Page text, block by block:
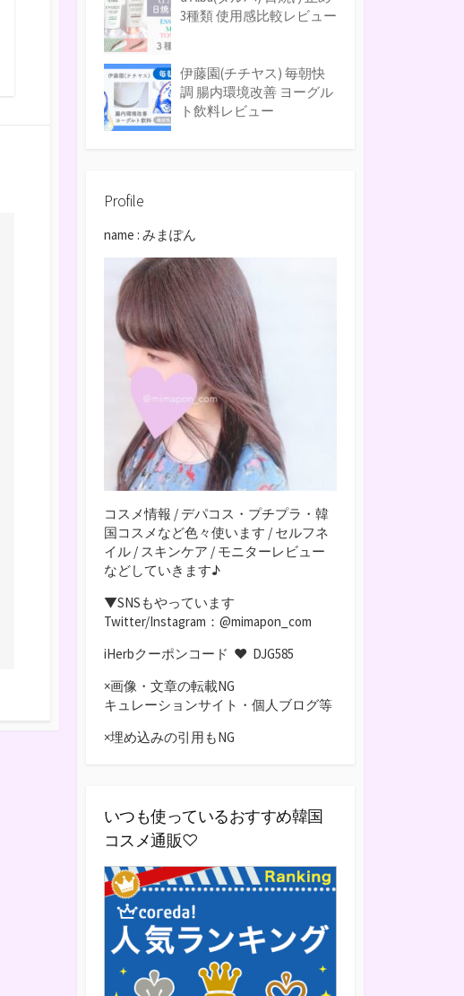
3種類 使用感比較レビュー
伊藤園(チチヤス) 毎朝快
調 腸内環境改善 ヨーグル
ト飲料レビュー
Profile
name : みまぽん
コスメ情報 / デパコス・プチプラ・韓
国コスメなど色々使います / セルフネ
イル / スキンケア / モニターレビュー
などしていきます♪
▼SNSもやっています
Twitter/Instagram：@mimapon_com
iHerbクーポンコード ♥ DJG585
×画像・文章の転載NG
キュレーションサイト・個人ブログ等
×埋め込みの引用もNG
いつも使っているおすすめ韓国
コスメ通販♡